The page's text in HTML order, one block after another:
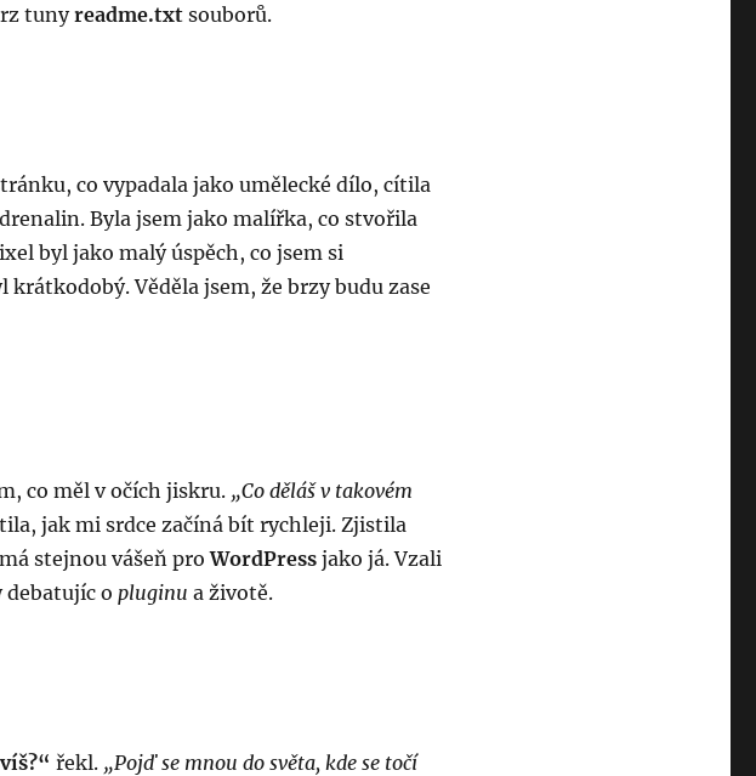
tunyreadme.txt souborů.
co vypadala jako umělecké dílo, cítila
Byla jsem jako malířka, co stvořila
byl jako malý úspěch, co jsem si
krátkodobý. Věděla jsem, že brzy budu zase
co měl v očích jiskru. „Co děláš v takovém
jak mi srdce začíná bít rychleji. Zjistila
stejnou vášeň proWordPress jako já. Vzali
debatujíc opluginu a životě.
řekl. „Pojď se mnou do světa, kde se točí